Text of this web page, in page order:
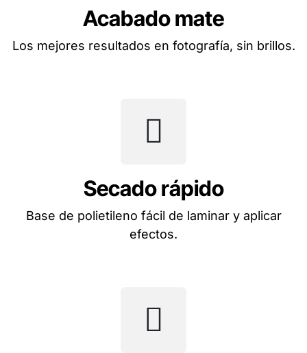
Acabado mate
Los mejores resultados en fotografía, sin brillos.
Secado rápido
Base de polietileno fácil de laminar y aplicar
efectos.